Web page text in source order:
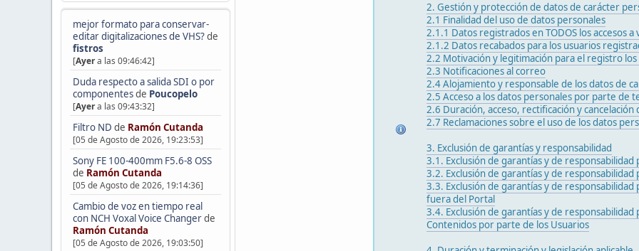
mejor formato para conservar-
editar digitalizaciones de VHS?de
fistros
[Ayera las 09:46:42]
Duda respecto a salida SDI o por
componentesde Poucopelo
[Ayera las 09:43:32]
Filtro ND de Ramón Cutanda
[05 de Agosto de 2026, 19:23:53]
Sony FE 100-400mm F5.6-8 OSS
de Ramón Cutanda
[05 de Agosto de 2026, 19:14:36]
Cambio de voz en tiempo real
con NCH Voxal Voice Changerde
Ramón Cutanda
[05 de Agosto de 2026, 19:03:50]
2. Gestión y protección de datos de carácter
2.1 Finalidad del uso de datos personales
2.1.1 Datos registrados en TODOS los accesos
2.1.2 Datos recabados para los usuarios
2.2 Motivación y legitimación para el registro
2.3 Notificaciones al correo
2.4 Alojamiento y responsable de los datos de
2.5 Acceso a los datos personales por parte de
2.6 Duración, acceso, rectificación y
2.7 Reclamaciones sobre el uso de los datos
3. Exclusión de garantías y responsabilidad
3.1. Exclusión de garantías y de
3.2. Exclusión de garantías y de responsabilidad
3.3. Exclusión de garantías y de
fuera del Portal
3.4. Exclusión de garantías y de
Contenidos por parte de los Usuarios